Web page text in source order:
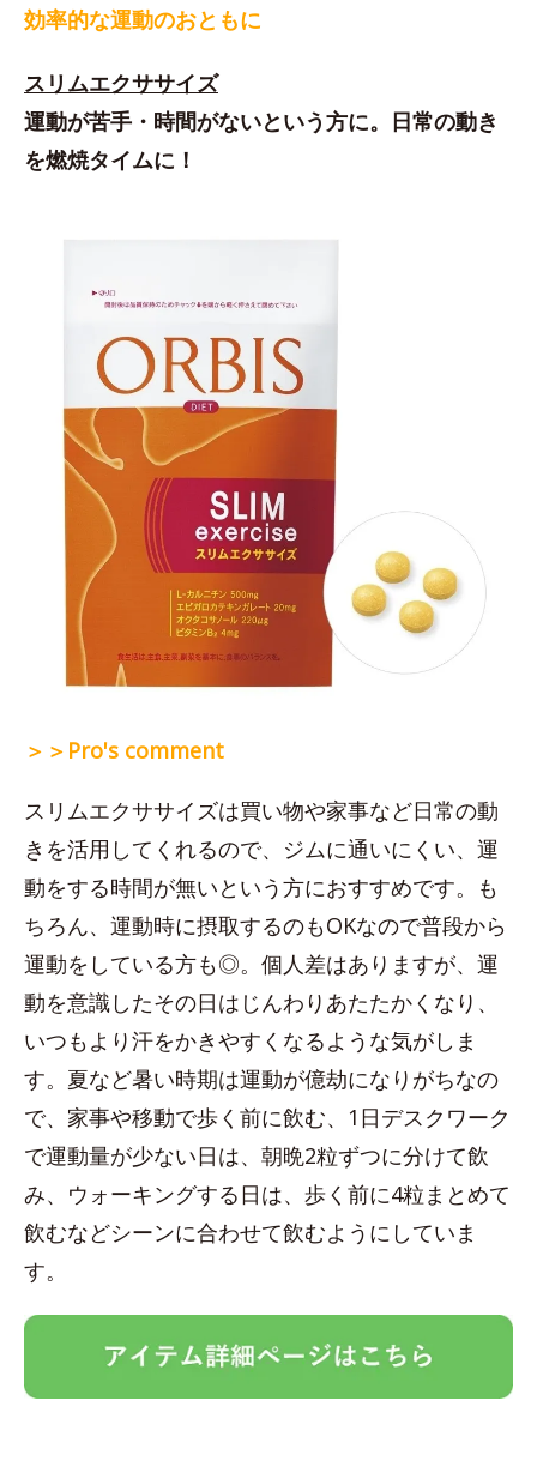
効率的な運動のおともに
スリムエクササイズ
運動が苦手・時間がないという方に。日常の動き
を燃焼タイムに！
＞＞Pro's comment
スリムエクササイズは買い物や家事など日常の動
きを活用してくれるので、ジムに通いにくい、運
動をする時間が無いという方におすすめです。も
ちろん、運動時に摂取するのもOKなので普段から
運動をしている方も◎。個人差はありますが、運
動を意識したその日はじんわりあたたかくなり、
いつもより汗をかきやすくなるような気がしま
す。夏など暑い時期は運動が億劫になりがちなの
で、家事や移動で歩く前に飲む、1日デスクワーク
で運動量が少ない日は、朝晩2粒ずつに分けて飲
み、ウォーキングする日は、歩く前に4粒まとめて
飲むなどシーンに合わせて飲むようにしていま
す。